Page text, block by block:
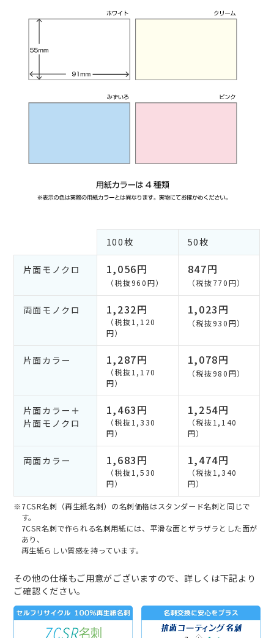
100枚 50枚
片面モノクロ 1,056円
（税抜960円）
847円
（税抜770円）
両面モノクロ 1,232円
（税抜1,120
円）
1,023円
（税抜930円）
片面カラー 1,287円
（税抜1,170
円）
1,078円
（税抜980円）
片面カラー＋
片面モノクロ
1,463円
（税抜1,330
円）
1,254円
（税抜1,140
円）
両面カラー 1,683円
（税抜1,530
円）
1,474円
（税抜1,340
円）
※7CSR名刺（再生紙名刺）の名刺価格はスタンダード名刺と同じで
す。
7CSR名刺で作られる名刺用紙には、平滑な面とザラザラとした面が
あり、
再生紙らしい質感を持っています。
その他の仕様もご用意がございますので、詳しくは下記より
ご確認ください。